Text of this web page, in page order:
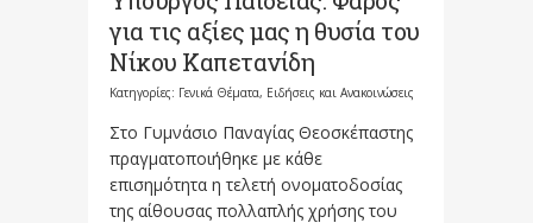
για τις αξίες μας η θυσία του
Νίκου Καπετανίδη
Κατηγορίες: Γενικά Θέματα, Ειδήσεις και Ανακοινώσεις
Στο Γυμνάσιο Παναγίας Θεοσκέπαστης
πραγματοποιήθηκε με κάθε
επισημότητα η τελετή ονοματοδοσίας
της αίθουσας πολλαπλής χρήσης του